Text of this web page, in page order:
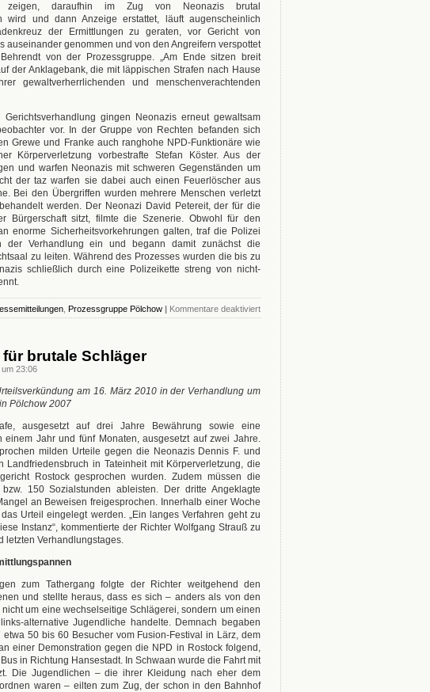
daraufhin im Zug von Neonazis brutal
wird und dann Anzeige erstattet, läuft augenscheinlich
der Ermittlungen zu geraten, vor Gericht von
auseinander genommen und von den Angreifern verspottet
von der Prozessgruppe. „Am Ende sitzen breit
der Anklagebank, die mit läppischen Strafen nach Hause
gewaltverherrlichenden und menschenverachtenden
gingen Neonazis erneut gewaltsam
vor. In der Gruppe von Rechten befanden sich
Grewe und Franke auch ranghohe NPD-Funktionäre wie
Körperverletzung vorbestrafte Stefan Köster. Aus der
und warfen Neonazis mit schweren Gegenständen um
der taz warfen sie dabei auch einen Feuerlöscher aus
Bei den Übergriffen wurden mehrere Menschen verletzt
werden. Der Neonazi David Petereit, der für die
Bürgerschaft sitzt, filmte die Szenerie. Obwohl für den
enorme Sicherheitsvorkehrungen galten, traf die Polizei
der Verhandlung ein und begann damit zunächst die
zu leiten. Während des Prozesses wurden die bis zu
schließlich durch eine Polizeikette streng von nicht-
Prozessgruppe Pölchow | Kommentare deaktiviert
brutale Schläger
23:06
am 16. März 2010 in der Verhandlung um
Pölchow 2007
ausgesetzt auf drei Jahre Bewährung sowie eine
einem Jahr und fünf Monaten, ausgesetzt auf zwei Jahre.
milden Urteile gegen die Neonazis Dennis F. und
Landfriedensbruch in Tateinheit mit Körperverletzung, die
Rostock gesprochen wurden. Zudem müssen die
150 Sozialstunden ableisten. Der dritte Angeklagte
an Beweisen freigesprochen. Innerhalb einer Woche
Urteil eingelegt werden. „Ein langes Verfahren geht zu
Instanz“, kommentierte der Richter Wolfgang Strauß zu
letzten Verhandlungstages.
zum Tathergang folgte der Richter weitgehend den
und stellte heraus, dass es sich – anders als von den
um eine wechselseitige Schlägerei, sondern um einen
alternative Jugendliche handelte. Demnach begaben
50 bis 60 Besucher vom Fusion-Festival in Lärz, dem
einer Demonstration gegen die NPD in Rostock folgend,
in Richtung Hansestadt. In Schwaan wurde die Fahrt mit
Die Jugendlichen – die ihrer Kleidung nach eher dem
waren – eilten zum Zug, der schon in den Bahnhof